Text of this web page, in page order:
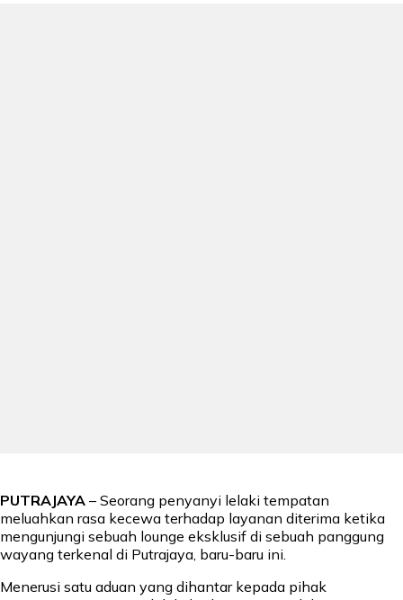
PUTRAJAYA – Seorang penyanyi lelaki tempatan
meluahkan rasa kecewa terhadap layanan diterima ketika
mengunjungi sebuah lounge eksklusif di sebuah panggung
wayang terkenal di Putrajaya, baru-baru ini.
Menerusi satu aduan yang dihantar kepada pihak